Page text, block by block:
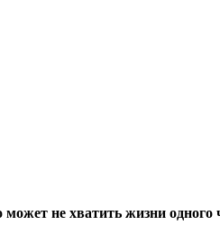
не хватить жизни одного